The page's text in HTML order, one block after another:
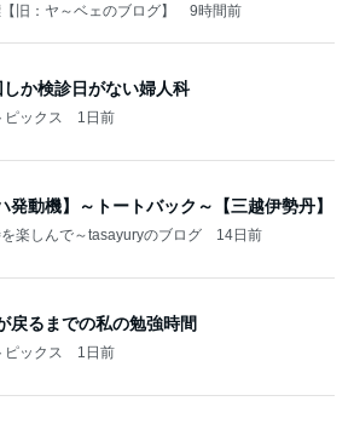
旧：ヤ～ベェのブログ】 9時間前
か検診日がない婦人科
ックス 1日前
発動機】～トートバック～【三越伊勢丹】
楽しんで～tasayuryのブログ 14日前
戻るまでの私の勉強時間
ックス 1日前